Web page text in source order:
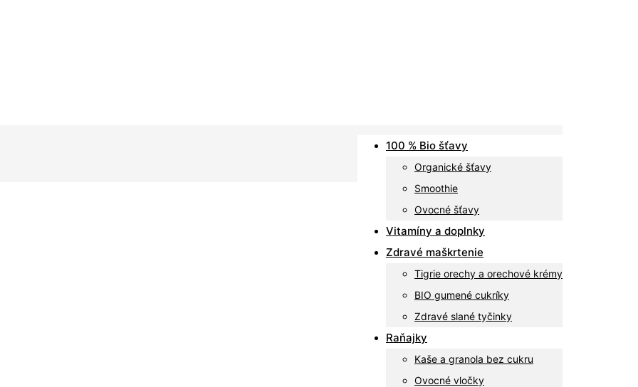
100 % Bio šťavy
Organické šťavy
Smoothie
Ovocné šťavy
Vitamíny a doplnky
Zdravé maškrtenie
Tigrie orechy a orechové krémy
BIO gumené cukríky
Zdravé slané tyčinky
Raňajky
Kaše a granola bez cukru
Ovocné vločky